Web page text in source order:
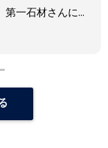
第一石材さんに
内容をいただ
ます。
の事、その加